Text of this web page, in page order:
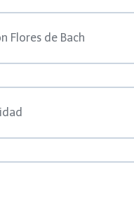
Flores de Bach